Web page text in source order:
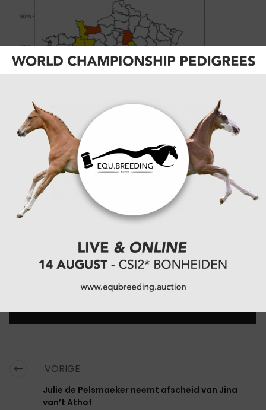
EHV-1
VORIGE
Julie de Pelsmaeker neemt afscheid van Jina
van’t Athof